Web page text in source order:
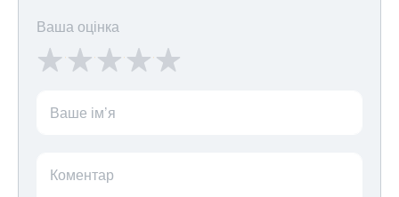
Ваша оцінка
Ваше ім’я
Коментар